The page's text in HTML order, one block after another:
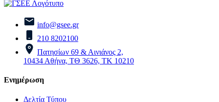
info@gsee.gr
210 8202100
Πατησίων 69 & Αινιάνος 2,
10434 Αθήνα, ΤΘ 3626, ΤΚ 10210
Ενημέρωση
Δελτία Τύπου